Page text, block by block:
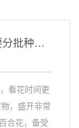
种百合花，1个盆里4个头，切记要分批种植，赏花时间更长
看花时间更
，盛开非常
合花，备受